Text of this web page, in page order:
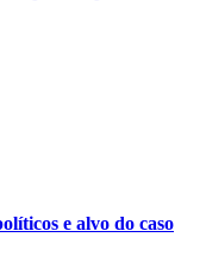
e alvo do caso